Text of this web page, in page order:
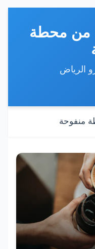
من محطة
الرياض
منفوحة
والمقاهي